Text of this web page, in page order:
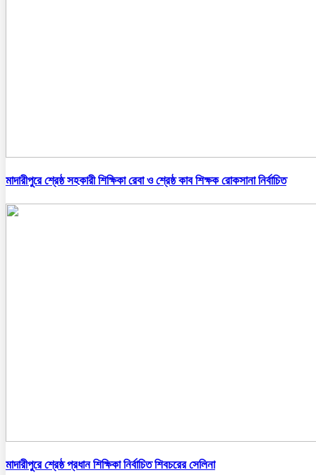
মাদারীপুরে শ্রেষ্ঠ সহকারী শিক্ষিকা রেবা ও শ্রেষ্ঠ কাব শিক্ষক রোকসানা নির্বাচিত
মাদারীপুরে শ্রেষ্ঠ প্রধান শিক্ষিকা নির্বাচিত শিবচরের সেলিনা